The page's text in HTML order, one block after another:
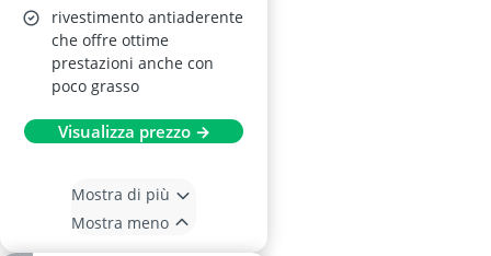
rivestimento antiaderente
che offre ottime
prestazioni anche con
poco grasso
Visualizza prezzo →
Mostra di più
Mostra meno